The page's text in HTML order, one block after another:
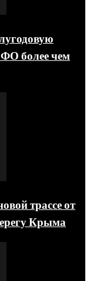
более чем
трассе от
Крыма